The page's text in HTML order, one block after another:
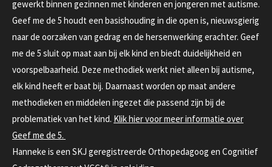
gewerkt binnen gezinnen met kinderen en jongeren met autisme.
Geef me de 5 houdt een basishouding in die open is, nieuwsgierig
naar de oorzaken van gedrag en de hersenwerking erachter. Geef
me de 5 sluit op maat aan bij elk kind en biedt duidelijkheid en
voorspelbaarheid. Deze methodiek werkt niet alleen bij autisme,
elk kind heeft er baat bij. Daarnaast worden op maat andere
methodieken en middelen ingezet die passend zijn bij de
problematiek van het kind. Klik hier voor meer informatie over
Geef me de 5.
Hanneke is een SKJ geregistreerde Orthopedagoog en Cognitief